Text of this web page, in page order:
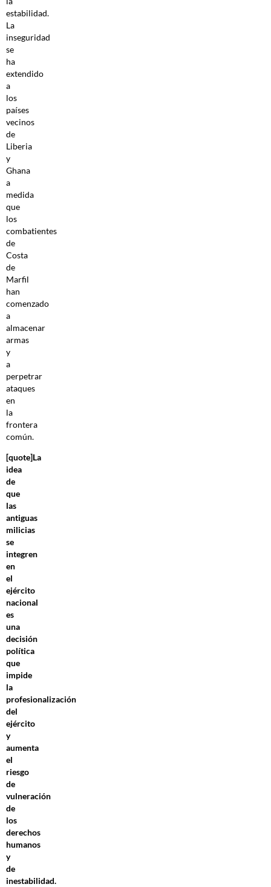
estabilidad.
La
inseguridad
se
ha
extendido
a
los
países
vecinos
de
Liberia
y
Ghana
a
medida
que
los
combatientes
de
Costa
de
Marfil
han
comenzado
a
almacenar
armas
y
a
perpetrar
ataques
en
la
frontera
común.
[quote]La
idea
de
que
las
antiguas
milicias
se
integren
en
el
ejército
nacional
es
una
decisión
política
que
impide
la
profesionalización
del
ejército
y
aumenta
el
riesgo
de
vulneración
de
los
derechos
humanos
y
de
inestabilidad.